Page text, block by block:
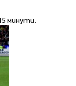
минути.